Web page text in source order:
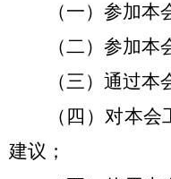
（一）参加本
（二）参加本
（三）通过本
（四）对本
建议；